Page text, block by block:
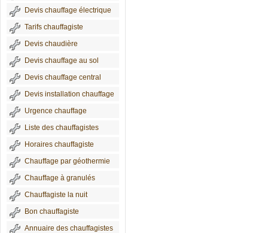
Devis chauffage électrique
Tarifs chauffagiste
Devis chaudière
Devis chauffage au sol
Devis chauffage central
Devis installation chauffage
Urgence chauffage
Liste des chauffagistes
Horaires chauffagiste
Chauffage par géothermie
Chauffage à granulés
Chauffagiste la nuit
Bon chauffagiste
Annuaire des chauffagistes